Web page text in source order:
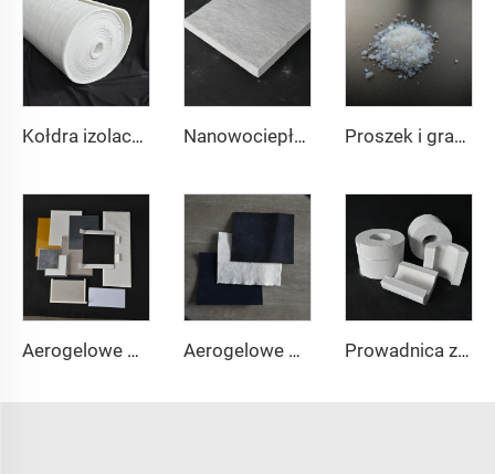
Kołdra izolacyjna z aerogelu 1000℃ Nanowociepłochronna płyta Proszek i granulat aerogelowy
Aerogelowe podkładki izolacyjne Aerogelowe Tkaniny Prowadnica z aerożelu